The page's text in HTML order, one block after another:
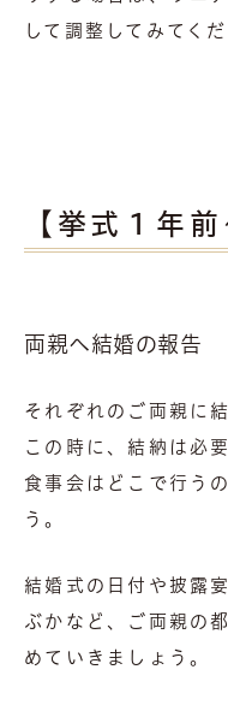
して調整してみてくだ
【挙式１年
両親へ結婚の報告
それぞれのご両親に
この時に、結納は必
食事会はどこで行う
う。
結婚式の日付や披露
ぶかなど、ご両親の
めていきましょう。